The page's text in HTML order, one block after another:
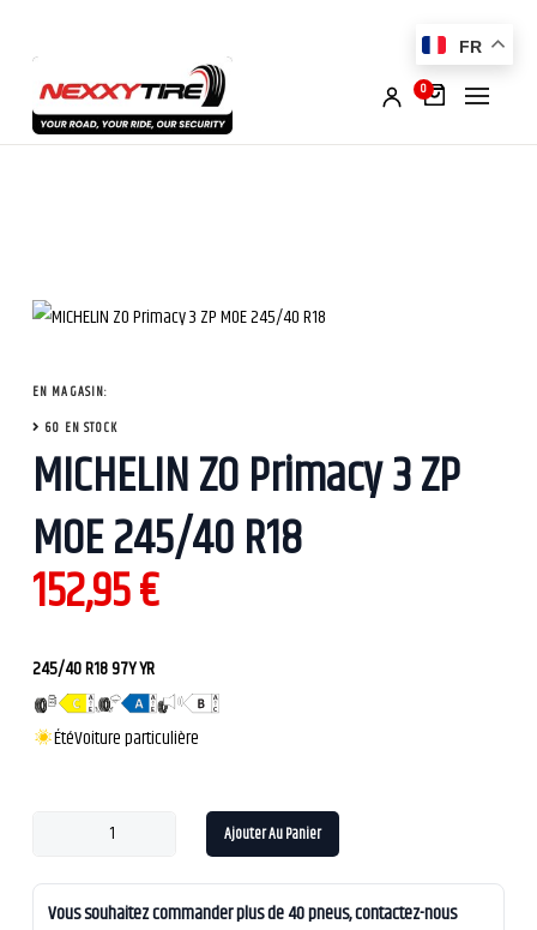
0
EN MAGASIN:
60 EN STOCK
MICHELIN ZO Primacy 3 ZP
MOE 245/40 R18
152,95€
245/40 R18 97Y YR
ÉtéVoiture particulière
Ajouter Au Panier
Vous souhaitez commander plus de 40 pneus, contactez-nous
FR